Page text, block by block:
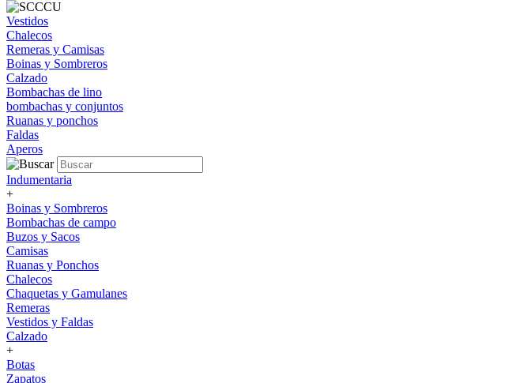
Vestidos
Chalecos
Remeras y Camisas
Boinas y Sombreros
Calzado
Bombachas de lino
bombachas y conjuntos
Ruanas y ponchos
Faldas
Aperos
Indumentaria
+
Boinas y Sombreros
Bombachas de campo
Buzos y Sacos
Camisas
Ruanas y Ponchos
Chalecos
Chaquetas y Gamulanes
Remeras
Vestidos y Faldas
Calzado
+
Botas
Zapatos